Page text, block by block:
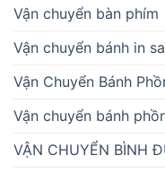
Vận chuyển bàn phím
Vận chuyển bánh in
Vận Chuyển Bánh
Vận chuyển bánh
VẬN CHUYỂN BÌNH